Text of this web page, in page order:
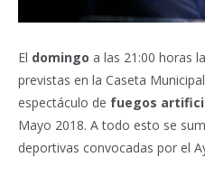
El domingo a las 21:00 horas
previstas en la Caseta
espectáculo de fuegos
Mayo 2018. A todo esto se
deportivas convocadas por el